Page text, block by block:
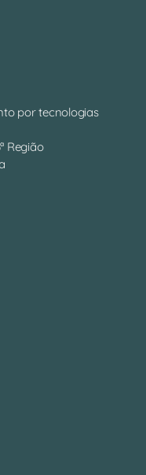
por tecnologias
Região